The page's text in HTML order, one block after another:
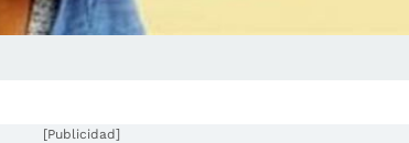
[Publicidad]